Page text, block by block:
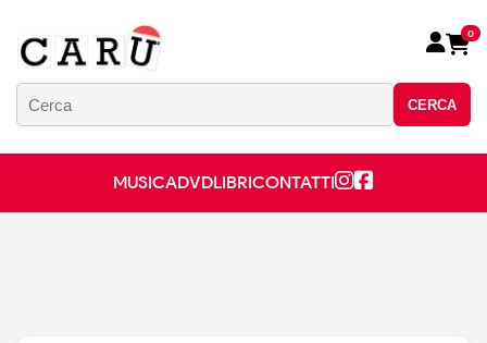
CERCA
0
MUSICADVDLIBRICONTATTI